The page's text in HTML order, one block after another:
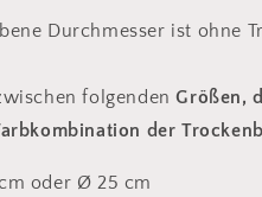
Durchmesser ist ohne
folgendenGrößen,
der
oder Ø 25 cm